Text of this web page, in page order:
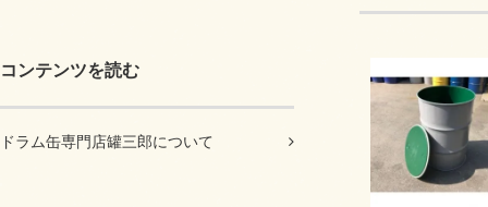
コンテンツを読む
ドラム缶専門店罐三郎について